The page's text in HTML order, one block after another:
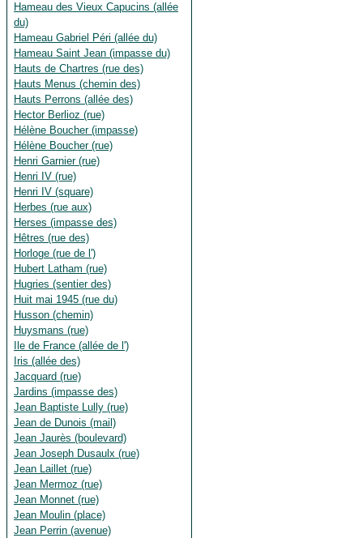
Hameau des Vieux Capucins (allée
du)
Hameau Gabriel Péri (allée du)
Hameau Saint Jean (impasse du)
Hauts de Chartres (rue des)
Hauts Menus (chemin des)
Hauts Perrons (allée des)
Hector Berlioz (rue)
Hélène Boucher (impasse)
Hélène Boucher (rue)
Henri Garnier (rue)
Henri IV (rue)
Henri IV (square)
Herbes (rue aux)
Herses (impasse des)
Hêtres (rue des)
Horloge (rue de l')
Hubert Latham (rue)
Hugries (sentier des)
Huit mai 1945 (rue du)
Husson (chemin)
Huysmans (rue)
Ile de France (allée de l')
Iris (allée des)
Jacquard (rue)
Jardins (impasse des)
Jean Baptiste Lully (rue)
Jean de Dunois (mail)
Jean Jaurès (boulevard)
Jean Joseph Dusaulx (rue)
Jean Laillet (rue)
Jean Mermoz (rue)
Jean Monnet (rue)
Jean Moulin (place)
Jean Perrin (avenue)